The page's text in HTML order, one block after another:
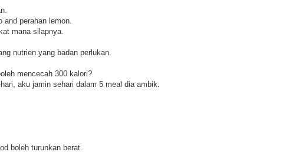
and perahan lemon.
mana silapnya.
nutrien yang badan perlukan.
mencecah 300 kalori?
aku jamin sehari dalam 5 meal dia ambik.
boleh turunkan berat.